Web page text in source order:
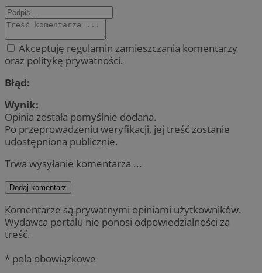
Akceptuję regulamin zamieszczania komentarzy
oraz politykę prywatności.
Błąd:
Wynik:
Opinia została pomyślnie dodana.
Po przeprowadzeniu weryfikacji, jej treść zostanie
udostępniona publicznie.
Trwa wysyłanie komentarza ...
Dodaj komentarz
Komentarze są prywatnymi opiniami użytkowników.
Wydawca portalu nie ponosi odpowiedzialności za
treść.
* pola obowiązkowe